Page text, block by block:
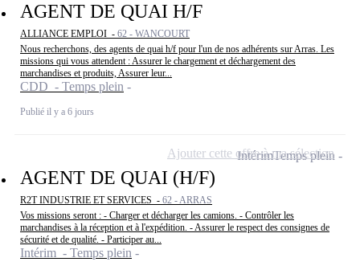
AGENT DE QUAI H/F
ALLIANCE EMPLOI - 62 - WANCOURT
Nous recherchons, des agents de quai h/f pour l'un de nos adhérents sur Arras. Les
missions qui vous attendent : Assurer le chargement et déchargement des
marchandises et produits, Assurer leur...
CDD - Temps plein
Publié il y a 6 jours
AGENT DE QUAI (H/F)
R2T INDUSTRIE ET SERVICES - 62 - ARRAS
Vos missions seront : - Charger et décharger les camions. - Contrôler les
marchandises à la réception et à l'expédition. - Assurer le respect des consignes de
sécurité et de qualité. - Participer au...
Intérim - Temps plein
IntérimTemps plein
Ajouter cette offre à ma sélection